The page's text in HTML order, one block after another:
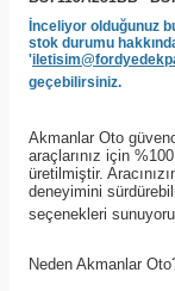
İnceliyor olduğunuz
stok durumu
'
geçebilirsiniz.
Akmanlar Oto
araçlarınız için
üretilmiştir.
deneyimini
seçenekleri
Neden Akmanlar